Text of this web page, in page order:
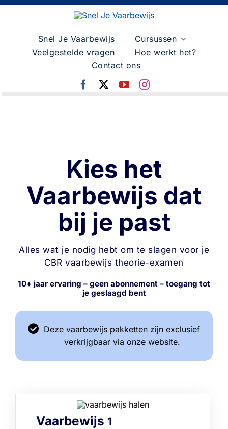
Skip
Snel Je Vaarbewijs
Cursussen
Veelgestelde vragen
Hoe werkt het?
Contact ons
Kies het
Vaarbewijs dat
bij je past
Alles wat je nodig hebt om te slagen voor je
CBR vaarbewijs theorie-examen
10+ jaar ervaring – geen abonnement – toegang tot
je geslaagd bent
Deze vaarbewijs pakketten zijn exclusief
verkrijgbaar via onze website.
Vaarbewijs 1